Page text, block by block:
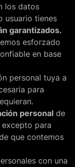
los datos
usuario tienes
garantizados.
esforzado
en base
personal tuya a
para
personal de
excepto para
que contemos
con una